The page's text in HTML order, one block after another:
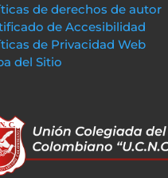
de derechos de autor
de Accesibilidad
de Privacidad Web
del Sitio